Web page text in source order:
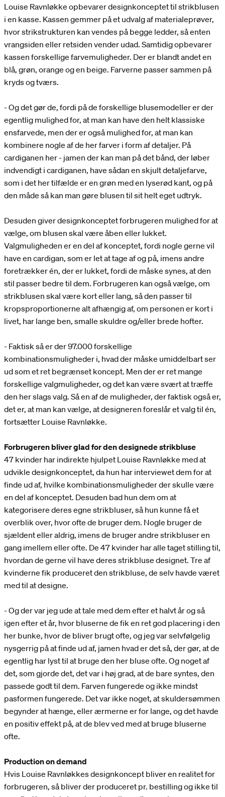
Louise Ravnløkke opbevarer designkonceptet til strikblusen
i en kasse. Kassen gemmer på et udvalg af materialeprøver,
hvor strikstrukturen kan vendes på begge ledder, så enten
vrangsiden eller retsiden vender udad. Samtidig opbevarer
kassen forskellige farvemuligheder. Der er blandt andet en
blå, grøn, orange og en beige. Farverne passer sammen på
kryds og tværs.
- Og det gør de, fordi på de forskellige blusemodeller er der
egentlig mulighed for, at man kan have den helt klassiske
ensfarvede, men der er også mulighed for, at man kan
kombinere nogle af de her farver i form af detaljer. På
cardiganen her - jamen der kan man på det bånd, der løber
indvendigt i cardiganen, have sådan en skjult detaljefarve,
som i det her tilfælde er en grøn med en lyserød kant, og på
den måde så kan man gøre blusen til sit helt eget udtryk.
Desuden giver designkonceptet forbrugeren mulighed for at
vælge, om blusen skal være åben eller lukket.
Valgmuligheden er en del af konceptet, fordi nogle gerne vil
have en cardigan, som er let at tage af og på, imens andre
foretrækker én, der er lukket, fordi de måske synes, at den
stil passer bedre til dem. Forbrugeren kan også vælge, om
strikblusen skal være kort eller lang, så den passer til
kropsproportionerne alt afhængig af, om personen er kort i
livet, har lange ben, smalle skuldre og/eller brede hofter.
- Faktisk så er der 97.000 forskellige
kombinationsmuligheder i, hvad der måske umiddelbart ser
ud som et ret begrænset koncept. Men der er ret mange
forskellige valgmuligheder, og det kan være svært at træffe
den her slags valg. Så en af de muligheder, der faktisk også er,
det er, at man kan vælge, at designeren foreslår et valg til én,
fortsætter Louise Ravnløkke.
Forbrugeren bliver glad for den designede strikbluse
47 kvinder har indirekte hjulpet Louise Ravnløkke med at
udvikle designkonceptet, da hun har interviewet dem for at
finde ud af, hvilke kombinationsmuligheder der skulle være
en del af konceptet. Desuden bad hun dem om at
kategorisere deres egne strikbluser, så hun kunne få et
overblik over, hvor ofte de bruger dem. Nogle bruger de
sjældent eller aldrig, imens de bruger andre strikbluser en
gang imellem eller ofte. De 47 kvinder har alle taget stilling til,
hvordan de gerne vil have deres strikbluse designet. Tre af
kvinderne fik produceret den strikbluse, de selv havde været
med til at designe.
- Og der var jeg ude at tale med dem efter et halvt år og så
igen efter et år, hvor bluserne de fik en ret god placering i den
her bunke, hvor de bliver brugt ofte, og jeg var selvfølgelig
nysgerrig på at finde ud af, jamen hvad er det så, der gør, at de
egentlig har lyst til at bruge den her bluse ofte. Og noget af
det, som gjorde det, det var i høj grad, at de bare syntes, den
passede godt til dem. Farven fungerede og ikke mindst
pasformen fungerede. Det var ikke noget, at skuldersømmen
begynder at hænge, eller ærmerne er for lange, og det havde
en positiv effekt på, at de blev ved med at bruge bluserne
ofte.
Production on demand
Hvis Louise Ravnløkkes designkoncept bliver en realitet for
forbrugeren, så bliver der produceret pr. bestilling og ikke til